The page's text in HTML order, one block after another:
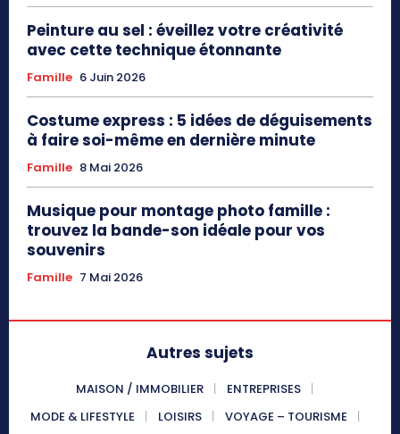
Peinture au sel : éveillez votre créativité
avec cette technique étonnante
Famille 6 Juin 2026
Costume express : 5 idées de déguisements
à faire soi-même en dernière minute
Famille 8 Mai 2026
Musique pour montage photo famille :
trouvez la bande-son idéale pour vos
souvenirs
Famille 7 Mai 2026
Autres sujets
MAISON / IMMOBILIER
ENTREPRISES
MODE & LIFESTYLE
LOISIRS
VOYAGE – TOURISME